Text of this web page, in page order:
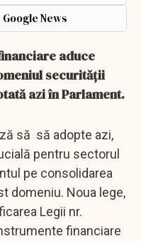
News
aduce
securității
azi în Parlament.
să să adopte azi,
pentru sectorul
pe consolidarea
domeniu. Noua lege,
Legii nr.
financiare